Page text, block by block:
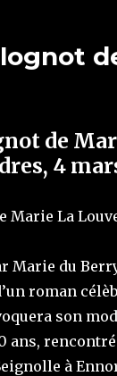
de
4
Marie La
Marie du
roman
son
ans,
à